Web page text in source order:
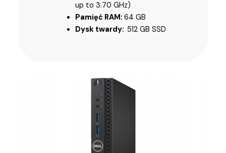
up to 3.70 GHz)
Pamięć RAM: 64 GB
Dysk twardy: 512 GB SSD